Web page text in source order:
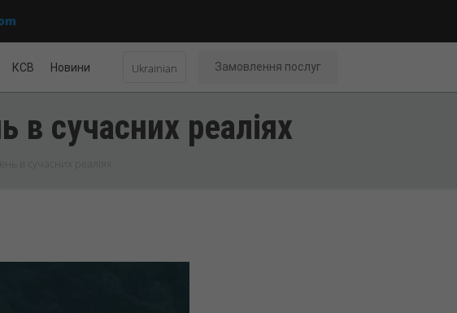
КСВ Новини Ukrainian Замовлення послуг
в сучасних реаліях